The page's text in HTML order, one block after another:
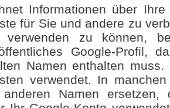
Informationen über
für Sie und andere zu
verwenden zu können,
Google-Profil,
Namen enthalten
verwendet. In
Namen